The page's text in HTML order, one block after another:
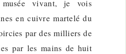
musée vivant, je vois
en cuivre martelé du
par des milliers de
par les mains de huit